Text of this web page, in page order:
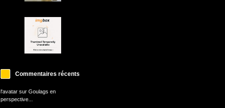
Commentaires récents
l'avatarsur Goulags en
perspective...